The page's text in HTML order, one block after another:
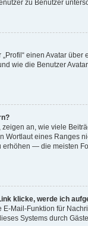
zu Benutzer
einen Avatar
wie die Benutzer
an, wie viele
Wortlaut eines Ranges
— die meisten
klicke, werde ich
Mail-Funktion für
Systems durch